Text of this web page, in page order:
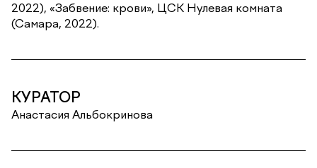
2022), «Забвение: крови», ЦСК Нулевая комната
(Самара, 2022).
КУРАТОР
Анастасия Альбокринова